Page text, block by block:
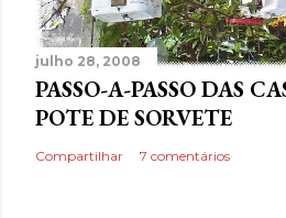
julho 28, 2008
PASSO-A-PASSO DAS
POTE DE SORVETE
Compartilhar 7 comentários